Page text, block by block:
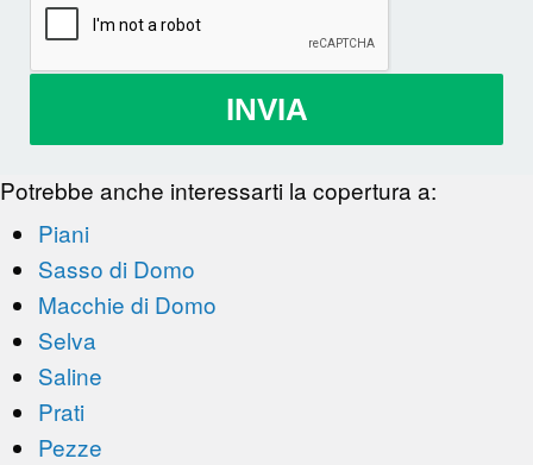
INVIA
Potrebbe anche interessarti la copertura a:
Piani
Sasso di Domo
Macchie di Domo
Selva
Saline
Prati
Pezze